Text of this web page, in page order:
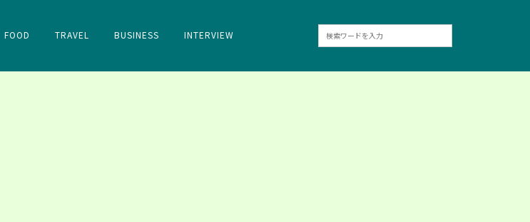
FOOD TRAVEL BUSINESS INTERVIEW